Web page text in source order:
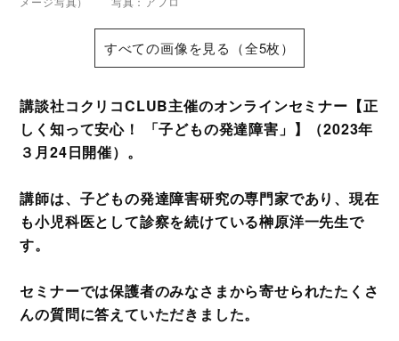
すべての画像を見る（全5枚）
講談社コクリコCLUB主催のオンラインセミナー【正
しく知って安心！ 「子どもの発達障害」】（2023年
３月24日開催）。
講師は、子どもの発達障害研究の専門家であり、現在
も小児科医として診察を続けている榊原洋一先生で
す。
セミナーでは保護者のみなさまから寄せられたたくさ
んの質問に答えていただきました。